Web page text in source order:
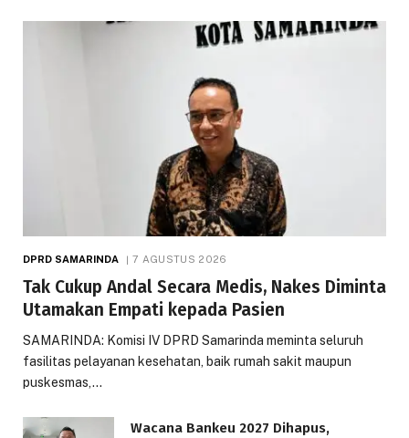
DPRD SAMARINDA 7 AGUSTUS 2026
Tak Cukup Andal Secara Medis, Nakes Diminta
Utamakan Empati kepada Pasien
SAMARINDA: Komisi IV DPRD Samarinda meminta seluruh
fasilitas pelayanan kesehatan, baik rumah sakit maupun
puskesmas,…
Wacana Bankeu 2027 Dihapus,